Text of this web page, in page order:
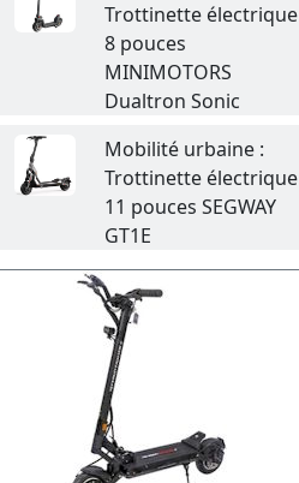
Trottinette électrique
8 pouces
MINIMOTORS
Dualtron Sonic
Mobilité urbaine :
Trottinette électrique
11 pouces SEGWAY
GT1E